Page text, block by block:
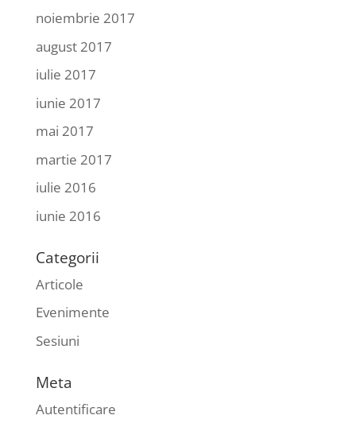
noiembrie 2017
august 2017
iulie 2017
iunie 2017
mai 2017
martie 2017
iulie 2016
iunie 2016
Categorii
Articole
Evenimente
Sesiuni
Meta
Autentificare